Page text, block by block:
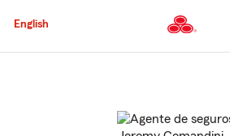
al
principal
English